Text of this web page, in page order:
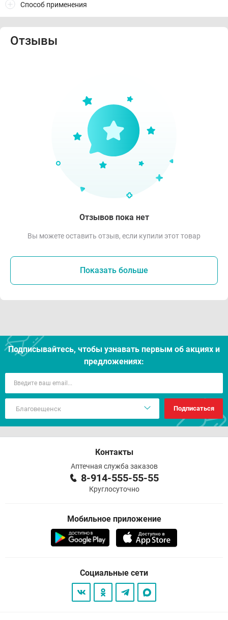
Способ применения
Отзывы
Отзывов пока нет
Вы можете оставить отзыв, если купили этот товар
Показать больше
Подписывайтесь, чтобы узнавать первым об акцияx и
предложениях:
Подписаться
Контакты
Аптечная служба заказов
8-914-555-55-55
Круглосуточно
Мобильное приложение
Социальные сети